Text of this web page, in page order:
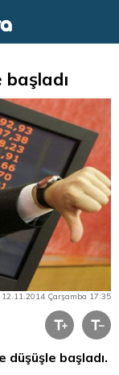
12.11.2014 Çarşamba 17:35
düşüşle başladı.